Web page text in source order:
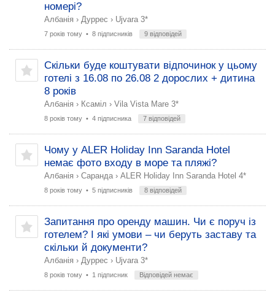
номері?
Албанія › Дуррес › Ujvara 3*
7 років тому • 8 підписників 9 відповідей
Скільки буде коштувати відпочинок у цьому
готелі з 16.08 по 26.08 2 дорослих + дитина
8 років
Албанія › Ксаміл › Vila Vista Mare 3*
8 років тому • 4 підписника 7 відповідей
Чому у ALER Holiday Inn Saranda Hotel
немає фото входу в море та пляжі?
Албанія › Саранда › ALER Holiday Inn Saranda Hotel 4*
8 років тому • 5 підписників 8 відповідей
Запитання про оренду машин. Чи є поруч із
готелем? І які умови – чи беруть заставу та
скільки й документи?
Албанія › Дуррес › Ujvara 3*
8 років тому • 1 підписник Відповідей немає